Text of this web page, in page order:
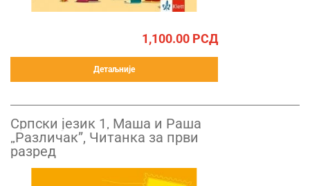
1,100.00 РСД
Детаљније
Српски језик 1, Маша и Раша
„Различак”, Читанка за први
разред